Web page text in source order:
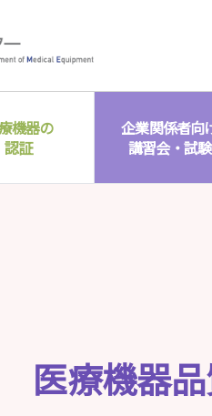
機器の
認証
企業関係者向
講習会・試験
医療機器